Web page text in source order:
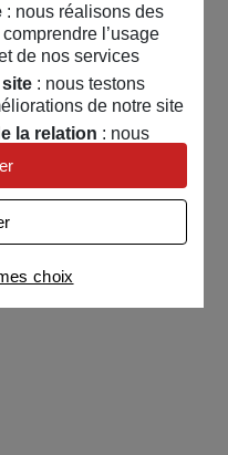
: nous réalisons des
l’usage
de nos services
: nous testons
de notre site
la relation : nous
pour adapter nos
nos offres
: nous utilisons avec
pour afficher des
et la liste de nos
choix